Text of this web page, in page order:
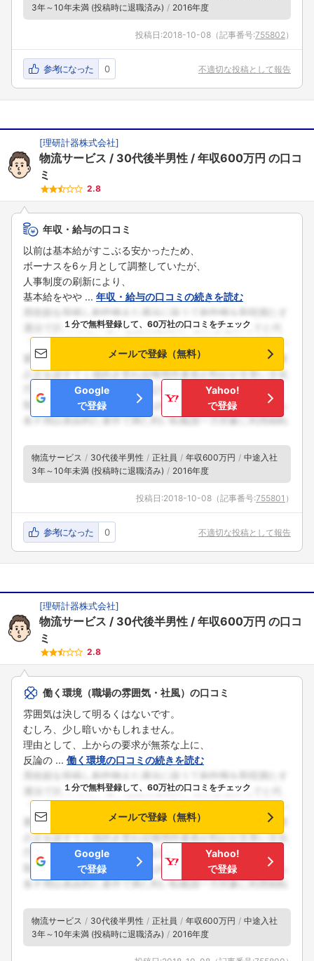
フォローしました
3年～10年未満 (投稿時に退職済み)
2016年度
投稿日:2018-10-08 （記事番号:755802 ）
参考になった 0 不適切な投稿として報告
[理研計器株式会社]
物流サービス 30代後半男性 年収600万円 の口コ
ミ
2.8
年収・給与の口コミ
以前は基本給がすこぶる安かったため、
ボーナスを6ヶ月として調整していたが、
人事制度の刷新により、
基本給をやや ... 年収・給与の口コミの続きを読む
１分で無料登録して、60万社の口コミをチェック
メールで登録（無料）
Google
で登録
Yahoo!
で登録
物流サービス 30代後半男性 正社員 年収600万円
中途入社
3年～10年未満 (投稿時に退職済み)
2016年度
投稿日:2018-10-08 （記事番号:755801 ）
参考になった 0 不適切な投稿として報告
[理研計器株式会社]
物流サービス 30代後半男性 年収600万円 の口コ
ミ
2.8
働く環境（職場の雰囲気・社風）の口コミ
雰囲気は決して明るくはないです。
むしろ、少し暗いかもしれません。
理由として、上からの要求が無茶な上に、
反論の ... 働く環境の口コミの続きを読む
１分で無料登録して、60万社の口コミをチェック
メールで登録（無料）
Google
で登録
Yahoo!
で登録
物流サービス 30代後半男性 正社員 年収600万円
中途入社
3年～10年未満 (投稿時に退職済み)
2016年度